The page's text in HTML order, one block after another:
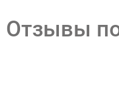
Отзывы